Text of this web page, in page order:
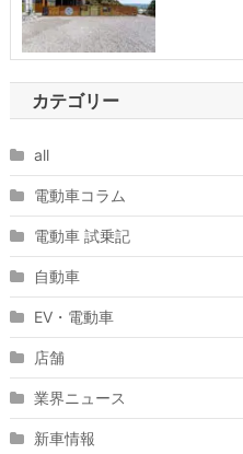
カテゴリー
all
電動車コラム
電動車 試乗記
自動車
EV・電動車
店舗
業界ニュース
新車情報